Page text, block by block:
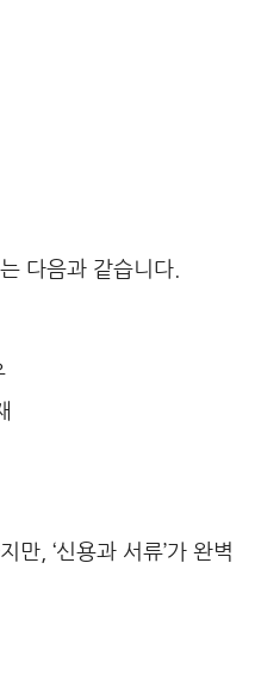
다음과 같습니다.
만, ‘신용과 서류’가 완벽